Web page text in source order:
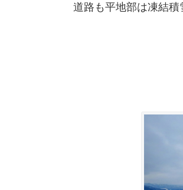
道路も平地部は凍結積